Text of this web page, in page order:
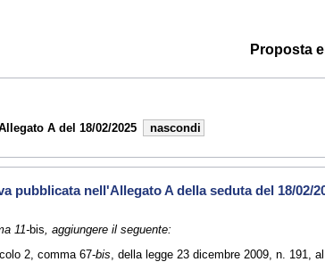
Proposta
A del 18/02/2025
nascondi
pubblicata nell'Allegato A della seduta del 18/02/
11-bis , aggiungere il seguente:
2, comma 67-bis , della legge 23 dicembre 2009, n. 191,